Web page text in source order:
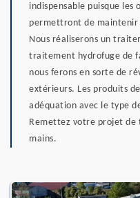
indispensable puisque les
permettront de maintenir
Nous réaliserons un
traitement hydrofuge de
nous ferons en sorte de
extérieurs. Les produits
adéquation avec le type
Remettez votre projet de
mains.